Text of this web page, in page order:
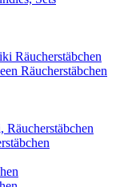
Räucherstäbchen
Räucherstäbchen